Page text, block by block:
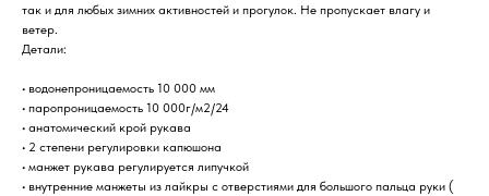
так и для любых зимних активностей и прогулок. Не пропускает влагу и
ветер.
Детали:
• водонепроницаемость 10 000 мм
• паропроницаемость 10 000г/м2/24
• анатомический крой рукава
• 2 степени регулировки капюшона
• манжет рукава регулируется липучкой
• внутренние манжеты из лайкры с отверстиями для большого пальца руки (